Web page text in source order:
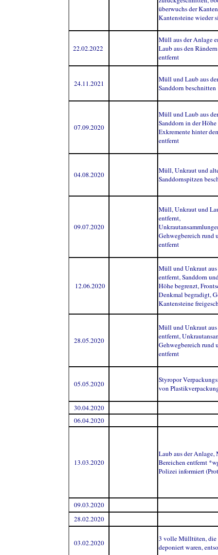
überwuchs der
Kantensteine wieder
22.02.2022
Müll aus der Anlage
Laub aus den
entfernt
24.11.2021
Müll und Laub aus
Sanddorn beschnitten
07.09.2020
Müll und Laub aus
Sanddorn in der
Exkremente hinter
entfernt
04.08.2020
Müll, Unkraut und
Sanddornspitzen
09.07.2020
Müll, Unkraut und
entfernt,
Gehwegbereich rund
entfernt
12.06.2020
Müll und Unkraut
entfernt, Sanddorn
Höhe begrenzt,
Denkmal begradigt,
Kantensteine
28.05.2020
Müll und Unkraut
entfernt,
Gehwegbereich rund
entfernt
05.05.2020
Styropor
von
30.04.2020
06.04.2020
13.03.2020
Laub aus der Anlage,
Bereichen entfernt
Polizei informiert
09.03.2020
28.02.2020
03.02.2020
3 volle Mülltüten, die
deponiert waren,